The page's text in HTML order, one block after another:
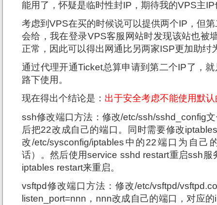
能用了，怀疑是临时性封IP，期待我的VPS主
考虑到VPS在买的时候说可以提供两个IP，但
会给，我在登录VPS客服网站时发现该站也被
正常，因此可以得出网通比另两家ISP更加助纣
通过代理开通Ticket总算申请到第二个IP了，
路下使用。
现在得出个结论是： 出于安全考虑不能使用默
ssh修改端口方法：修改/etc/ssh/sshd_config
后把22改成自己的端口。同时需要修改
改/etc/sysconfig/iptables中的22端口为自己
话）。然后使用service sshd restart重启ssh服
iptables restart来重启。
vsftpd修改端口方法：修改/etc/vsftpd/
listen_port=nnn，nnn改成自己的端口，对应